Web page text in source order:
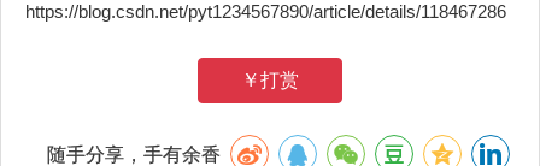
https://blog.csdn.net/pyt1234567890/article/details/118467286
￥打赏
随手分享，手有余香